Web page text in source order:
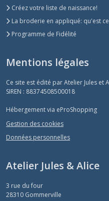
Créez votre liste de naissance!
La broderie en appliqué: qu'est
Programme de Fidélité
Mentions légales
Ce site est édité par Atelier Jules et
SIREN : 88374508500018
Hébergement via eProShopping
Gestion des cookies
Données personnelles
Atelier Jules & Alice
3 rue du four
28310 Gommerville